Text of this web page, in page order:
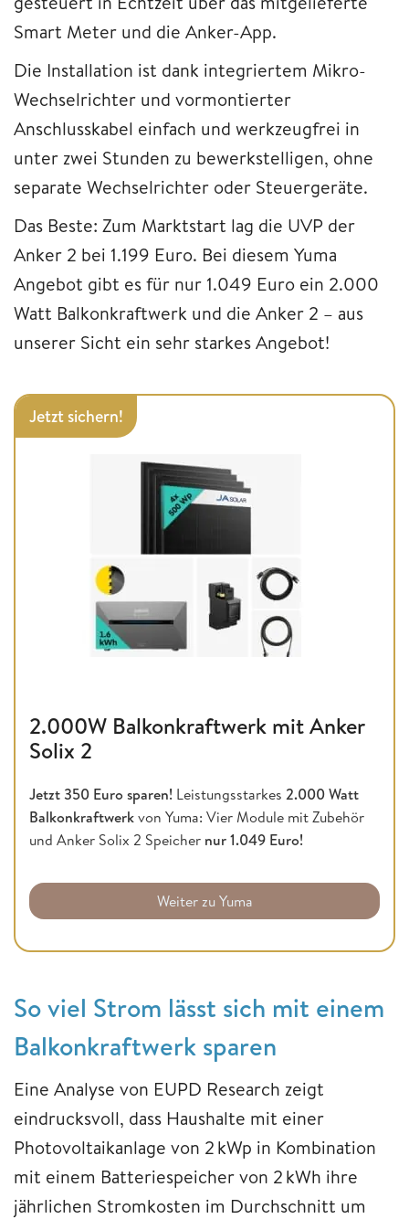
Smart Meter und die Anker-App.
Die Installation ist dank integriertem Mikro-
Wechselrichter und vormontierter
Anschlusskabel einfach und werkzeugfrei in
unter zwei Stunden zu bewerkstelligen, ohne
separate Wechselrichter oder Steuergeräte.
Das Beste: Zum Marktstart lag die UVP der
Anker 2 bei 1.199 Euro. Bei diesem Yuma
Angebot gibt es für nur 1.049 Euro ein 2.000
Watt Balkonkraftwerk und die Anker 2 – aus
unserer Sicht ein sehr starkes Angebot!
Jetzt sichern!
2.000W Balkonkraftwerk mit Anker
Solix 2
Jetzt 350 Euro sparen! Leistungsstarkes 2.000 Watt
Balkonkraftwerkvon Yuma: Vier Module mit Zubehör
und Anker Solix 2 Speicher nur 1.049 Euro!
Weiter zu Yuma
So viel Strom lässt sich mit einem
Balkonkraftwerk sparen
Eine Analyse von EUPD Research zeigt
eindrucksvoll, dass Haushalte mit einer
Photovoltaikanlage von 2 kWp in Kombination
mit einem Batteriespeicher von 2 kWh ihre
jährlichen Stromkosten im Durchschnitt um